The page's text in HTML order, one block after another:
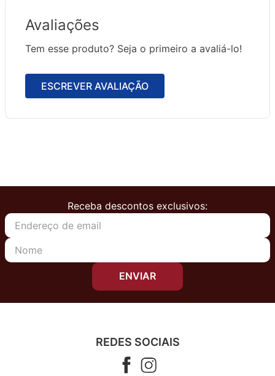
Avaliações
Tem esse produto? Seja o primeiro a avaliá-lo!
ESCREVER AVALIAÇÃO
Receba descontos exclusivos:
ENVIAR
REDES SOCIAIS